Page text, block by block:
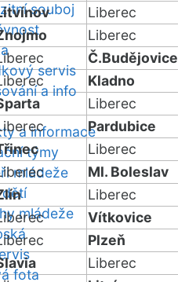
souboj
servis
a info
a informace
týmy
mládeže
mládeže
fota
Liberec
Liberec
Č.Budějovice
Kladno
Liberec
Pardubice
Liberec
Ml. Boleslav
Liberec
Vítkovice
Plzeň
Liberec